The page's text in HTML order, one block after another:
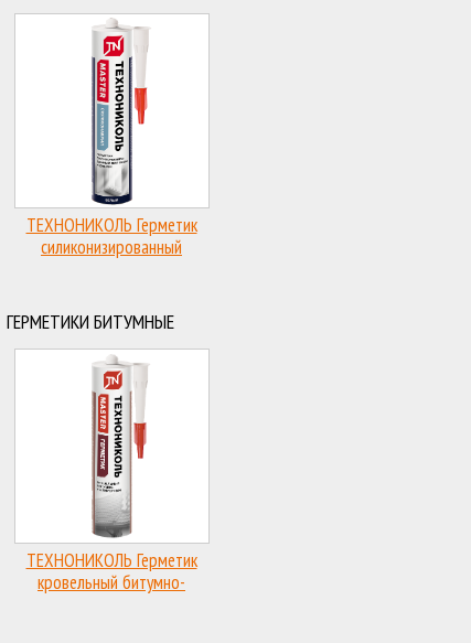
ТЕХНОНИКОЛЬ Герметик
силиконизированный
ГЕРМЕТИКИ БИТУМНЫЕ
ТЕХНОНИКОЛЬ Герметик
кровельный битумно-